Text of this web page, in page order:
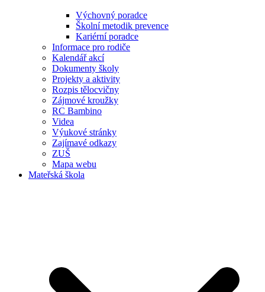
Výchovný poradce
Školní metodik prevence
Kariérní poradce
Informace pro rodiče
Kalendář akcí
Dokumenty školy
Projekty a aktivity
Rozpis tělocvičny
Zájmové kroužky
RC Bambino
Videa
Výukové stránky
Zajímavé odkazy
ZUŠ
Mapa webu
Mateřská škola